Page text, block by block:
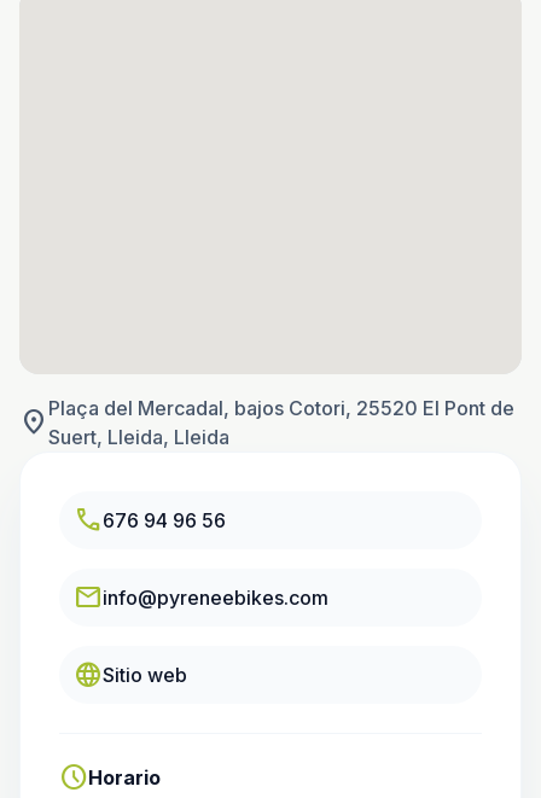
location_on Plaça del Mercadal, bajos Cotori, 25520 El Pont de
Suert, Lleida, Lleida
call676 94 96 56
emailinfo@pyreneebikes.com
languageSitio web
scheduleHorario